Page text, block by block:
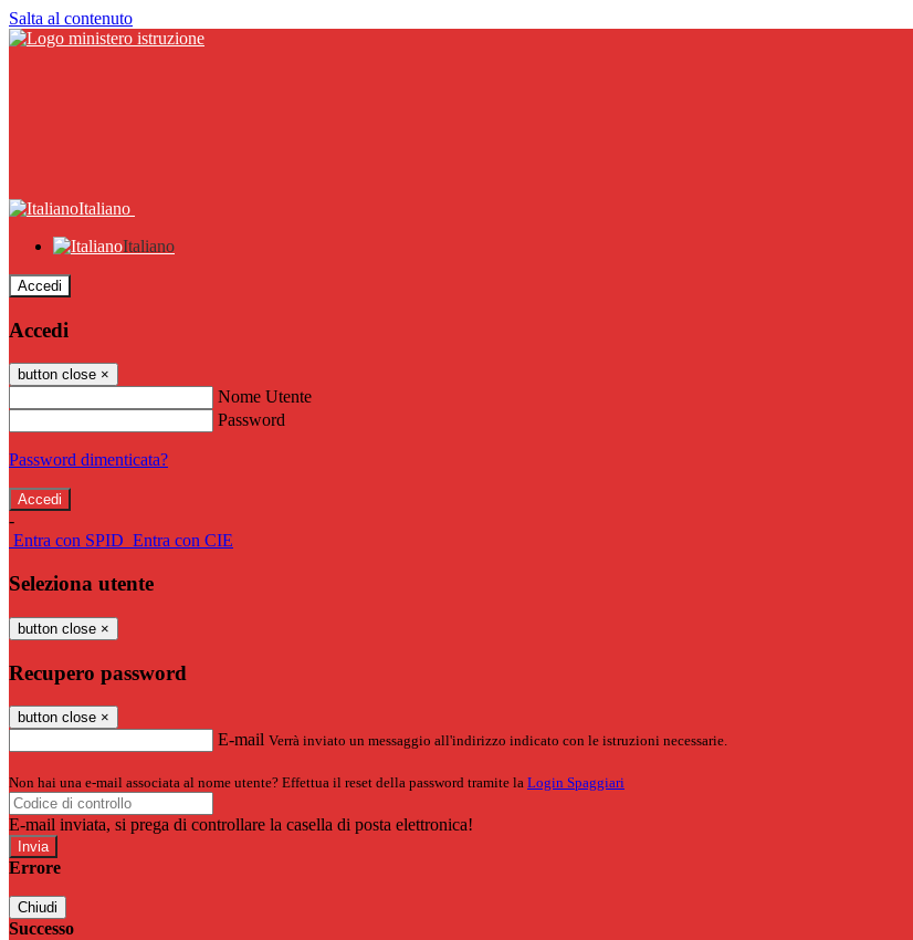
Salta al contenuto
Italiano
Italiano
Accedi
Accedi
button close ×
Nome Utente
Password
Password dimenticata?
-
Entra con SPID Entra con CIE
Seleziona utente
button close ×
Recupero password
button close ×
E-mail Verrà inviato un messaggio all'indirizzo indicato con le istruzioni necessarie.
Non hai una e-mail associata al nome utente? Effettua il reset della password tramite la Login Spaggiari
E-mail inviata, si prega di controllare la casella di posta elettronica!
Errore
Chiudi
Successo